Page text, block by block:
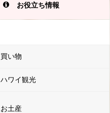
お役立ち情報
買い物
ハワイ観光
お土産